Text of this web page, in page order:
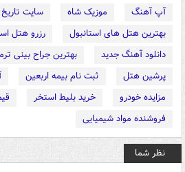
آپ آهنگ موزیک شاه
سایت تاریخ
بهترین هتل های استانبول
رزرو هتل
دانلود آهنگ جدید
بهترین جراح بینی
پرشین هتل
ثبت نام بیمه اربعین
مزایده خودرو
خرید بلیط استخر
فروشنده مواد شیمیایی
نظر شما